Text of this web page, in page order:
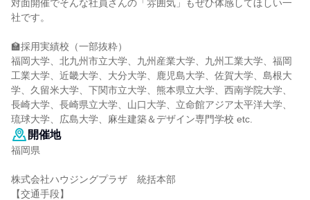
対面開催でそんな社員さんの「雰囲気」もぜひ体感してほしい一
社です。
🏫採用実績校（一部抜粋）
福岡大学、北九州市立大学、九州産業大学、九州工業大学、福岡
工業大学、近畿大学、大分大学、鹿児島大学、佐賀大学、島根大
学、久留米大学、下関市立大学、熊本県立大学、西南学院大学、
長崎大学、長崎県立大学、山口大学、立命館アジア太平洋大学、
琉球大学、広島大学、麻生建築＆デザイン専門学校 etc.
開催地
福岡県
株式会社ハウジングプラザ 統括本部
【交通手段】